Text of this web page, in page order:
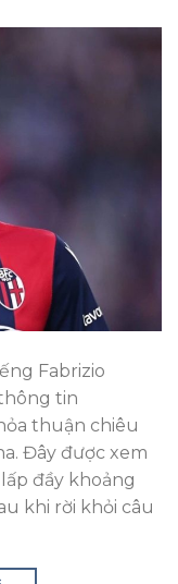
Fabrizio
tin
thuận chiêu
Đây được xem
đầy khoảng
khi rời khỏi câu